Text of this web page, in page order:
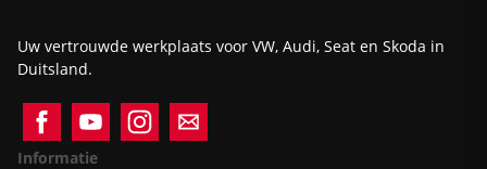
Uw vertrouwde werkplaats voor VW, Audi, Seat en Skoda in
Duitsland.
Informatie